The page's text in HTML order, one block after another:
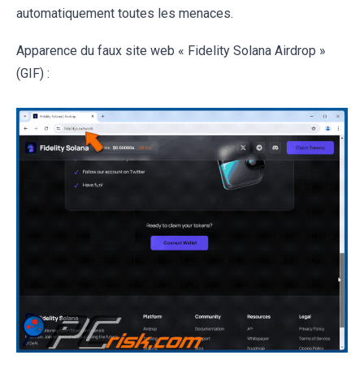
automatiquement toutes les menaces.
Apparence du faux site web « Fidelity Solana Airdrop »
(GIF) :